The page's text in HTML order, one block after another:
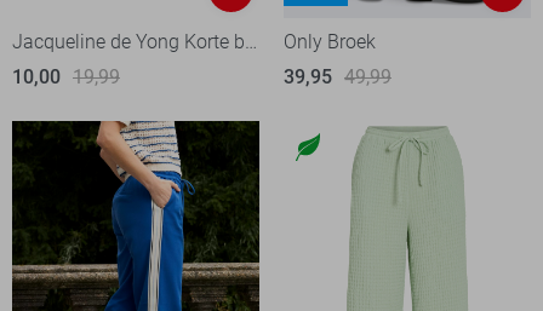
Jacqueline de Yong Korte broek
10,00 19,99
Only Broek
39,95 49,99